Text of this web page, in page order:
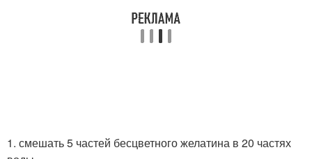
1. смешать 5 частей бесцветного желатина в 20 частях